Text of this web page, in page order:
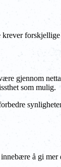
gjennom
som mulig.
å gi